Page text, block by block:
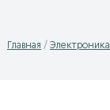
Главная Электроника